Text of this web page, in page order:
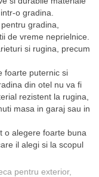
o gradina.
gradina,
de vreme neprielnice.
si rugina, precum
foarte puternic si
din otel nu va fi
rezistent la rugina,
masa in garaj sau in
o alegere foarte buna
il alegi si la scopul
pentru exterior,